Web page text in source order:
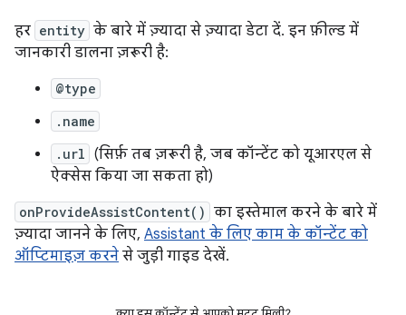
हर entity के बारे में ज़्यादा से ज़्यादा डेटा दें. इन फ़ील्ड में
जानकारी डालना ज़रूरी है:
@type
.name
.url (सिर्फ़ तब ज़रूरी है, जब कॉन्टेंट को यूआरएल से
ऐक्सेस किया जा सकता हो)
onProvideAssistContent() का इस्तेमाल करने के बारे में
ज़्यादा जानने के लिए, Assistant के लिए काम के कॉन्टेंट को
ऑप्टिमाइज़ करने से जुड़ी गाइड देखें.